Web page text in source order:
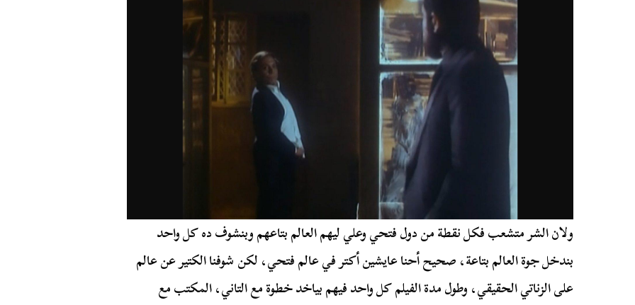
ولان الشر متشعب فكل نقطة من دول فتحي وعلي ليهم العالم بتاعهم وبنشوف ده كل واحد
بندخل جوة العالم بتاعة، صحيح أحنا عايشين أكتر في عالم فتحي، لكن شوفنا الكتير عن عالم
على الزناتي الحقيقي، وطول مدة الفيلم كل واحد فيهم بياخد خطوة مع التاني، المكتب مع